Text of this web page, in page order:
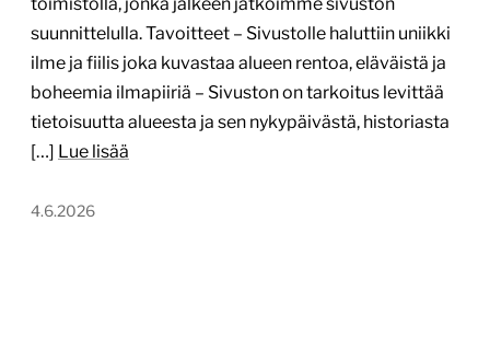
suunnittelulla. Tavoitteet – Sivustolle haluttiin uniikki
ilme ja fiilis joka kuvastaa alueen rentoa, eläväistä ja
boheemia ilmapiiriä – Sivuston on tarkoitus levittää
tietoisuutta alueesta ja sen nykypäivästä, historiasta
[…] Lue lisää
4.6.2026